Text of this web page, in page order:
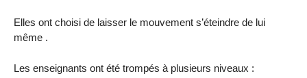
Elles ont choisi de laisser le mouvement s’éteindre de lui
même .
Les enseignants ont été trompés à plusieurs niveaux :